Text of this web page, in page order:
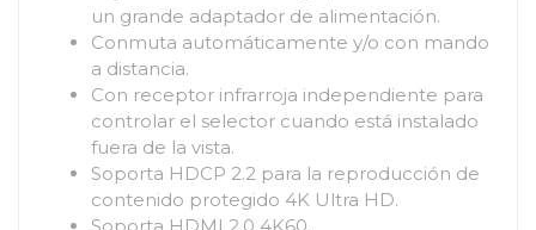
un grande adaptador de alimentación.
Conmuta automáticamente y/o con mando
a distancia.
Con receptor infrarroja independiente para
controlar el selector cuando está instalado
fuera de la vista.
Soporta HDCP 2.2 para la reproducción de
contenido protegido 4K Ultra HD.